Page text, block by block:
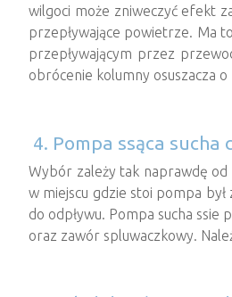
wilgoci może zniweczyć efekt
przepływające powietrze. Ma
przepływającym przez
obrócenie kolumny osuszacza
4. Pompa ssąca sucha
Wybór zależy tak naprawdę od
w miejscu gdzie stoi pompa
do odpływu. Pompa sucha
oraz zawór spluwaczkowy.